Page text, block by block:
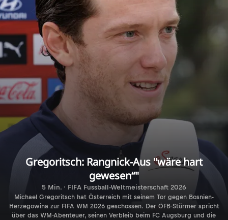
Gregoritsch: Rangnick-Aus "wäre hart
gewesen“"
5 Min. · FIFA Fussball-Weltmeisterschaft 2026
Michael Gregoritsch hat Österreich mit seinem Tor gegen Bosnien-
Herzegowina zur FIFA WM 2026 geschossen. Der ÖFB-Stürmer spricht
über das WM-Abenteuer, seinen Verbleib beim FC Augsburg und die